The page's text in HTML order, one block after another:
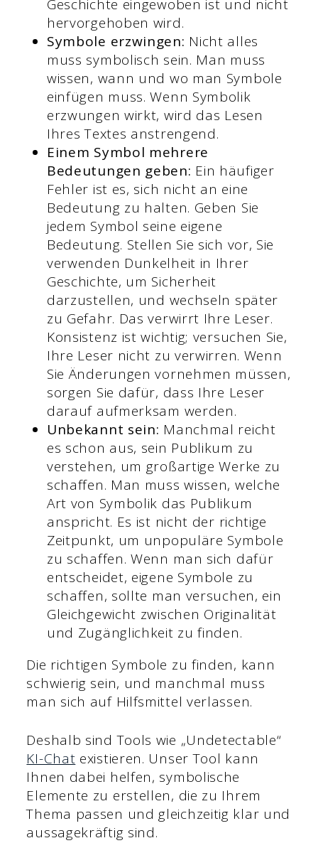
Geschichte eingewoben ist und nicht
hervorgehoben wird.
Symbole erzwingen: Nicht alles
muss symbolisch sein. Man muss
wissen, wann und wo man Symbole
einfügen muss. Wenn Symbolik
erzwungen wirkt, wird das Lesen
Ihres Textes anstrengend.
Einem Symbol mehrere
Bedeutungen geben: Ein häufiger
Fehler ist es, sich nicht an eine
Bedeutung zu halten. Geben Sie
jedem Symbol seine eigene
Bedeutung. Stellen Sie sich vor, Sie
verwenden Dunkelheit in Ihrer
Geschichte, um Sicherheit
darzustellen, und wechseln später
zu Gefahr. Das verwirrt Ihre Leser.
Konsistenz ist wichtig; versuchen Sie,
Ihre Leser nicht zu verwirren. Wenn
Sie Änderungen vornehmen müssen,
sorgen Sie dafür, dass Ihre Leser
darauf aufmerksam werden.
Unbekannt sein: Manchmal reicht
es schon aus, sein Publikum zu
verstehen, um großartige Werke zu
schaffen. Man muss wissen, welche
Art von Symbolik das Publikum
anspricht. Es ist nicht der richtige
Zeitpunkt, um unpopuläre Symbole
zu schaffen. Wenn man sich dafür
entscheidet, eigene Symbole zu
schaffen, sollte man versuchen, ein
Gleichgewicht zwischen Originalität
und Zugänglichkeit zu finden.
Die richtigen Symbole zu finden, kann
schwierig sein, und manchmal muss
man sich auf Hilfsmittel verlassen.
Deshalb sind Tools wie „Undetectable“
KI-Chat existieren. Unser Tool kann
Ihnen dabei helfen, symbolische
Elemente zu erstellen, die zu Ihrem
Thema passen und gleichzeitig klar und
aussagekräftig sind.